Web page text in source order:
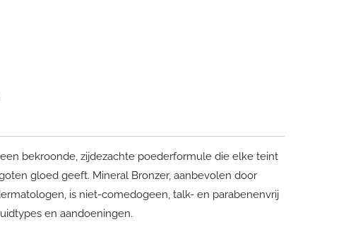
bekroonde, zijdezachte poederformule die elke teint
gloed geeft. Mineral Bronzer, aanbevolen door
is niet-comedogeen, talk- en parabenenvrij
en aandoeningen.